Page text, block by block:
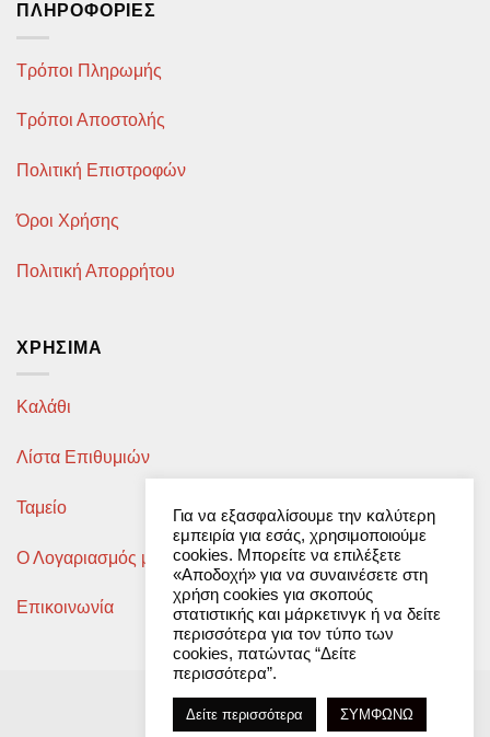
ΠΛΗΡΟΦΟΡΊΕΣ
Τρόποι Πληρωμής
Τρόποι Αποστολής
Πολιτική Επιστροφών
Όροι Χρήσης
Πολιτική Απορρήτου
ΧΡΉΣΙΜΑ
Καλάθι
Λίστα Επιθυμιών
Ταμείο
Ο Λογαριασμός μου
Επικοινωνία
Developed byttrp.gr
Για να εξασφαλίσουμε την καλύτερη
εμπειρία για εσάς, χρησιμοποιούμε
cookies. Μπορείτε να επιλέξετε
«Αποδοχή» για να συναινέσετε στη
χρήση cookies για σκοπούς
στατιστικής και μάρκετινγκ ή να δείτε
περισσότερα για τον τύπο των
cookies, πατώντας “Δείτε
περισσότερα”.
Δείτε περισσότερα ΣΥΜΦΩΝΩ